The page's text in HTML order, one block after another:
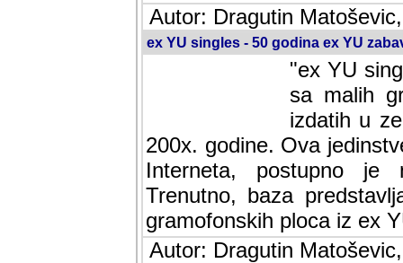
Autor: Dragutin
ex YU singles - 50 godina ex YU
"ex YU
sa malih
izdatih u
200x. godine. Ova
Interneta, postupno je
baza predstavlja
ploca iz ex YU.
Autor: Dragutin